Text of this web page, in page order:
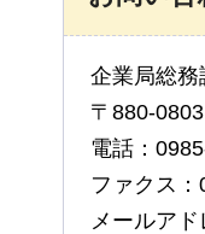
企業局総
〒880-
電話：
ファクス
メールアド